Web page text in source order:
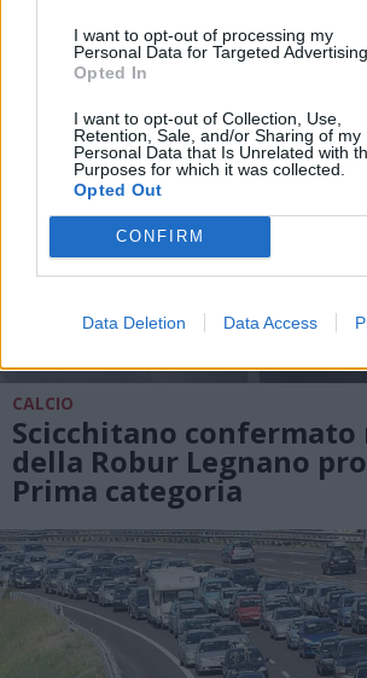
I want to opt-out of processing my
Personal Data for Targeted Advertising.
Opted In
I want to opt-out of Collection, Use,
Retention, Sale, and/or Sharing of my
Personal Data that Is Unrelated with
Purposes for which it was collected.
Opted Out
CONFIRM
Data Deletion Data Access
CALCIO
Scicchitano
della Robur Legnano
Prima categoria